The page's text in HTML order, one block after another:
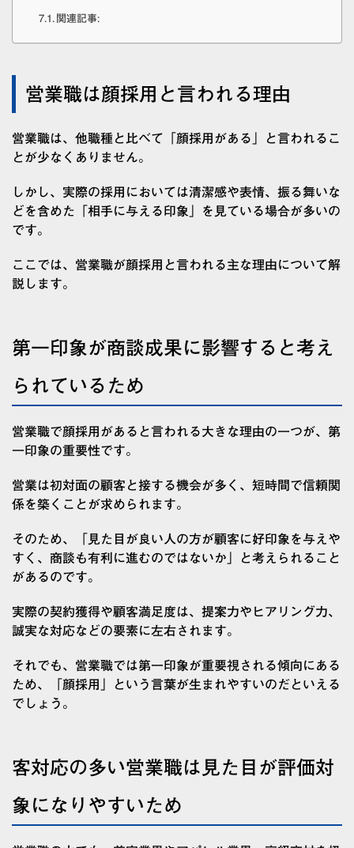
関連記事:
営業職は顔採用と言われる理由
営業職は、他職種と比べて「顔採用がある」と言われるこ
とが少なくありません。
しかし、実際の採用においては清潔感や表情、振る舞いな
どを含めた「相手に与える印象」を見ている場合が多いの
です。
ここでは、営業職が顔採用と言われる主な理由について解
説します。
第一印象が商談成果に影響すると考え
られているため
営業職で顔採用があると言われる大きな理由の一つが、第
一印象の重要性です。
営業は初対面の顧客と接する機会が多く、短時間で信頼関
係を築くことが求められます。
そのため、「見た目が良い人の方が顧客に好印象を与えや
すく、商談も有利に進むのではないか」と考えられること
があるのです。
実際の契約獲得や顧客満足度は、提案力やヒアリング力、
誠実な対応などの要素に左右されます。
それでも、営業職では第一印象が重要視される傾向にある
ため、「顔採用」という言葉が生まれやすいのだといえる
でしょう。
客対応の多い営業職は見た目が評価対
象になりやすいため